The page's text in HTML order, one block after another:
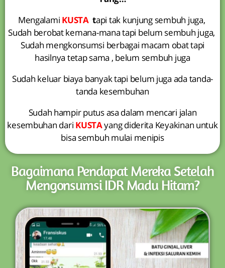
Mengalami KUSTAtapi tak kunjung sembuh juga,
Sudah berobat kemana-mana tapi belum sembuh juga,
Sudah mengkonsumsi berbagai macam obat tapi
hasilnya tetap sama , belum sembuh juga
Sudah keluar biaya banyak tapi belum juga ada tanda-
tanda kesembuhan
Sudah hampir putus asa dalam mencari jalan
kesembuhan dari KUSTAyang diderita Keyakinan untuk
bisa sembuh mulai menipis
Bagaimana Pendapat Mereka Setelah
Mengonsumsi IDR Madu Hitam?